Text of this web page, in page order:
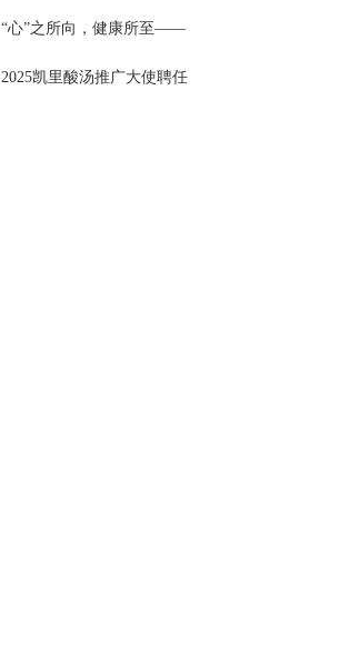
“心”之所向，健康所至——
2025凯里酸汤推广大使聘任